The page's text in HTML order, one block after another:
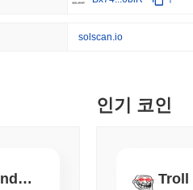
JPYC, 물류
August 07 2026
solscan.io
Legends of Aria
인기 코인
Troll